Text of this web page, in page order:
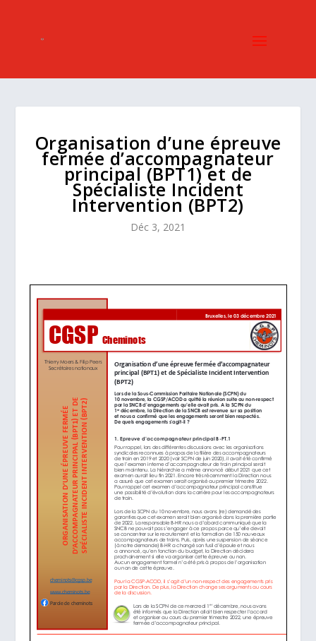
Organisation d’une épreuve
fermée d’accompagnateur
principal (BPT1) et de
Spécialiste Incident
Intervention (BPT2)
Déc 3, 2021